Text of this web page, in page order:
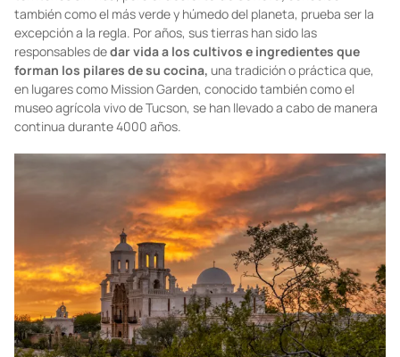
también como el más verde y húmedo del planeta, prueba ser la
excepción a la regla. Por años, sus tierras han sido las
responsables dedar vida a los cultivos e ingredientes que
forman los pilares de su cocina, una tradición o práctica que,
en lugares como Mission Garden, conocido también como el
museo agrícola vivo de Tucson, se han llevado a cabo de manera
continua durante 4000 años.